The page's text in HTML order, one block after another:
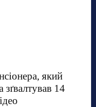
який
зґвалтував 14